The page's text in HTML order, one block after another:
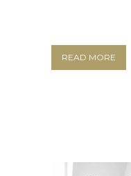
READ MORE